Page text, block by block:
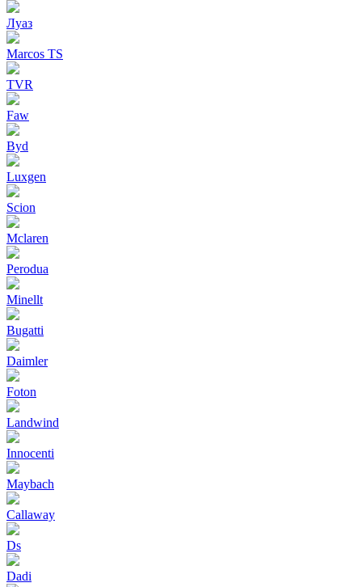
Луаз
Marcos TS
TVR
Faw
Byd
Luxgen
Scion
Mclaren
Perodua
Minellt
Bugatti
Daimler
Foton
Landwind
Innocenti
Maybach
Callaway
Ds
Dadi